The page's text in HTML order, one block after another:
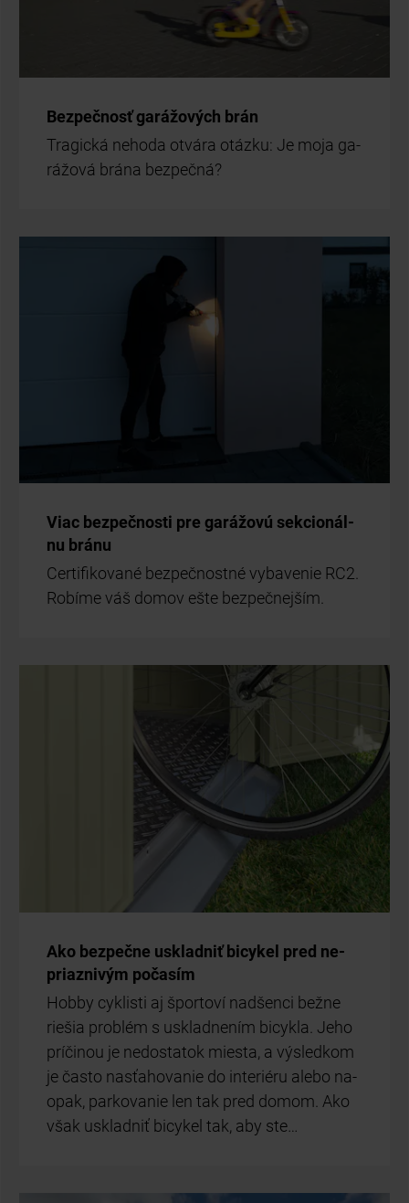
Bez­peč­nosť ga­rá­žo­vých brán
Tra­gic­ká ne­ho­da ot­vá­ra otáz­ku: Je moja ga­
rá­žo­vá brá­na bez­peč­ná?
Viac bez­peč­nos­ti pre ga­rá­žo­vú sek­ci­onál­
nu brá­nu
Cer­ti­fi­ko­va­né bez­peč­nost­né vy­ba­ve­nie RC2.
Ro­bí­me váš do­mov ešte bez­peč­nej­ším.
Ako bez­peč­ne usklad­niť bi­cy­kel pred ne­
priaz­ni­vým po­ča­sím
Hob­by cyk­lis­ti aj špor­to­ví nad­šen­ci bež­ne
rie­šia prob­lém s usklad­ne­ním bi­cyk­la. Jeho
prí­či­nou je ne­dos­ta­tok mies­ta, a vý­sled­kom
je čas­to na­sťa­ho­va­nie do in­te­ri­é­ru ale­bo na­
opak, par­ko­va­nie len tak pred do­mom. Ako
však usklad­niť bi­cy­kel tak, aby ste…